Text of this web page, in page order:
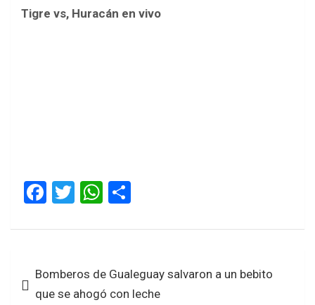
Tigre vs, Huracán en vivo
F
ce
o
T
tt
W
at
A
ar
de Bomberos de Gualeguay salvaron a un bebito
que se ahogó con leche